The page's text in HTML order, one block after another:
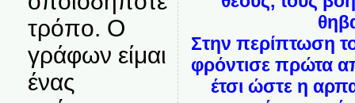
τρόπο. Ο
γράφων είμαι
ένας
Στην περίπτωση
φρόντισε πρώτα
έτσι ώστε η